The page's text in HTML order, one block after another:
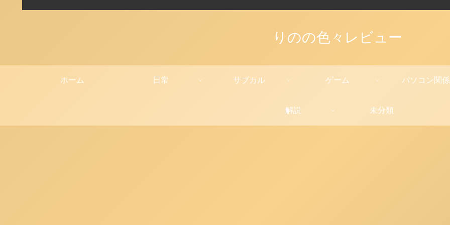
りのの色々レビュー
ホーム 日常 サブカル ゲーム パソコン関係
解説 未分類